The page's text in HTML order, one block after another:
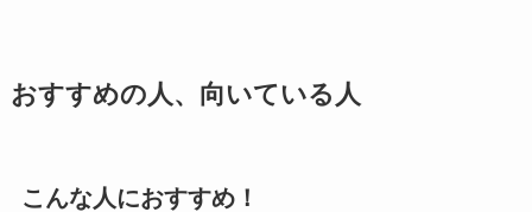
おすすめの人、向いている人
こんな人におすすめ！